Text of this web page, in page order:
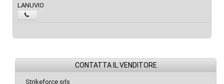
LANUVIO
CONTATTA IL VENDITORE
Strikeforce srls